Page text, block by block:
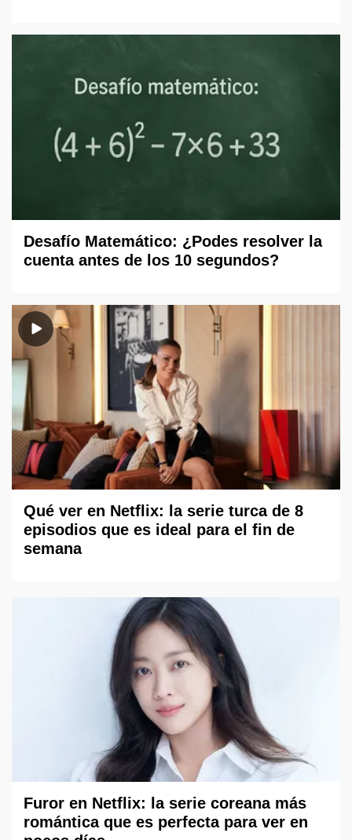
Desafío Matemático: ¿Podes resolver la
cuenta antes de los 10 segundos?
Qué ver en Netflix: la serie turca de 8
episodios que es ideal para el fin de
semana
Furor en Netflix: la serie coreana más
romántica que es perfecta para ver en